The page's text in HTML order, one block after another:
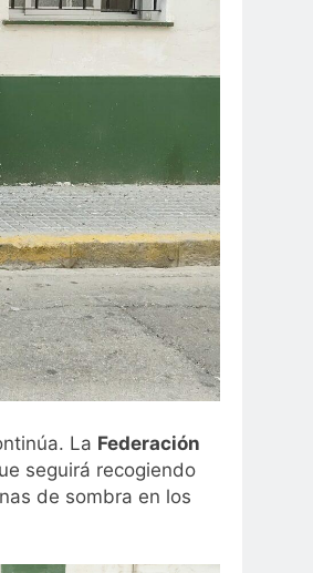
La Federación
seguirá recogiendo
de sombra en los